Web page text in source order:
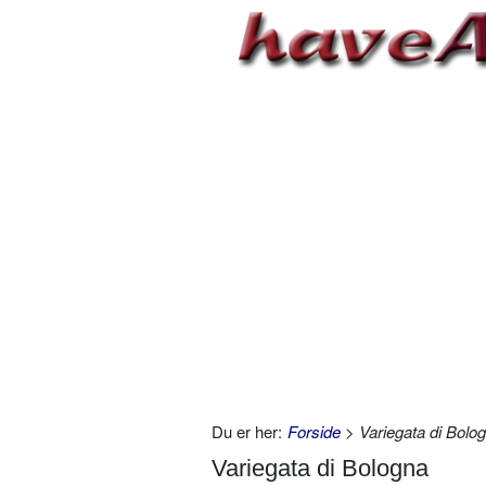
Du er her: Forside > Variegata di
Variegata di Bologna